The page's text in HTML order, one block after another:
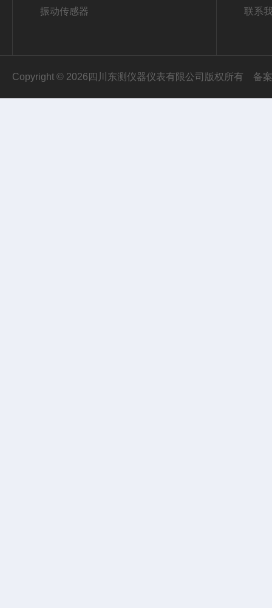
振动传感器 联系
Copyright © 2026四川东测仪器仪表有限公司版权所有 备